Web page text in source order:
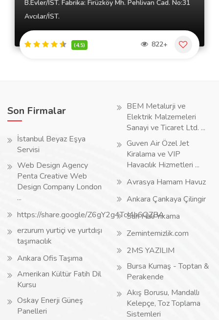
B.Evler/İST. Fabrika: Firüzköy Mh. Pehlivan Cad. No:31
Avcılar/İST.
(4.5) 822+
Son Firmalar
İstanbul Beyaz Eşya
Servisi
Web Design Agency
Penta Creative Web
Design Company London
...
https://share.google/Z6gY2g4TcI4h6QZBA
erzurum yurtiçi ve yurtdışı
taşımacılık
Ankara Ofis Taşıma
Amerikan Kültür Fatih Dil
Kursu
Oskay Enerji Güneş
Panelleri
BEM Metalurji ve
Elektrik Malzemeleri
Sanayi ve Ticaret Ltd. ...
Guven Air Özel Jet
Kiralama ve VIP
Havacılık Hizmetleri ...
Avrasya Hamam Havuz
Ankara Çankaya Çilingir
Sarı Halı Yıkama
Zemintemizlik.com
2MS YAZILIM
Bursa Kumaş - Toptan &
Perakende
Akış Borusu, Mandallı
Kelepçe, Toz Toplama
Sistemleri